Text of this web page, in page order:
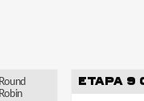
Round
Robin
ETAPA 9